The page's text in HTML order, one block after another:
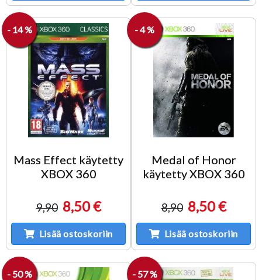
Mass Effect käytetty
XBOX 360
9,90 8,50 €
- 14 %
Lisää ostoskoriin
Medal of Honor
käytetty XBOX 360
8,90 8,50 €
- 4 %
Lisää ostoskoriin
- 50 % - 57 %